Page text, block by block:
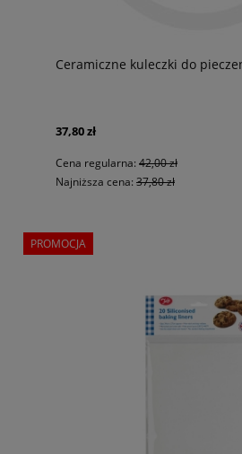
Ceramiczne kuleczki do
37,80 zł
Cena regularna: 42,00 zł
Najniższa cena: 37,80 zł
PROMOCJA